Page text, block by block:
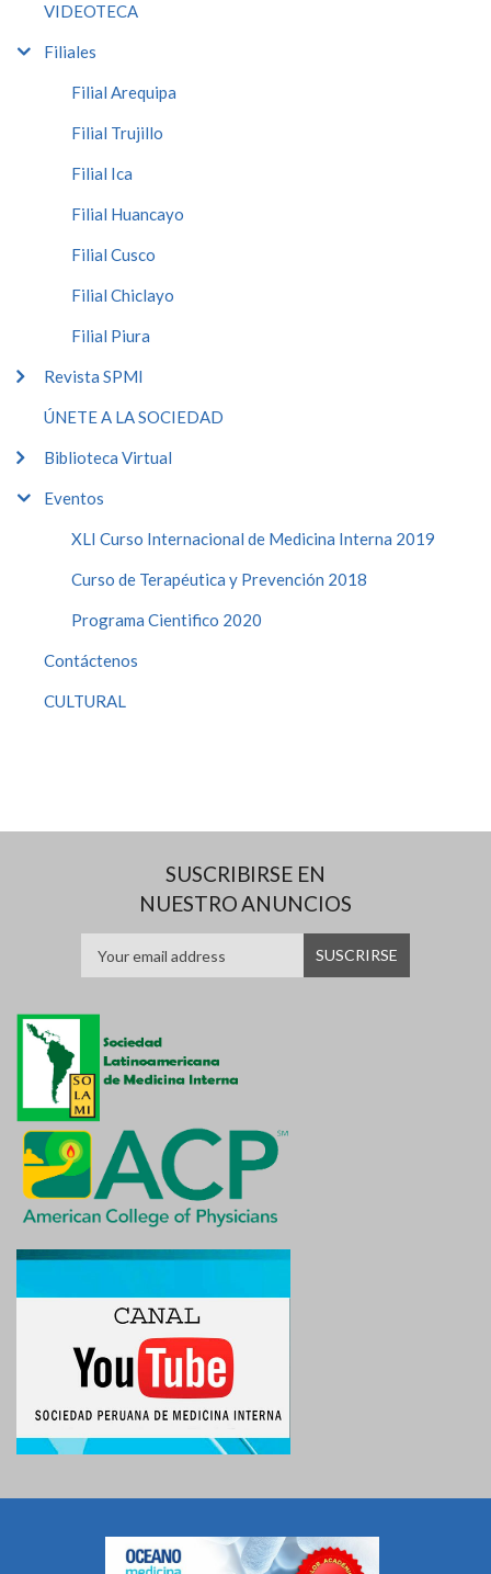
VIDEOTECA
Filiales
Filial Arequipa
Filial Trujillo
Filial Ica
Filial Huancayo
Filial Cusco
Filial Chiclayo
Filial Piura
Revista SPMI
ÚNETE A LA SOCIEDAD
Biblioteca Virtual
Eventos
XLI Curso Internacional de Medicina Interna 2019
Curso de Terapéutica y Prevención 2018
Programa Cientifico 2020
Contáctenos
CULTURAL
SUSCRIBIRSE EN
NUESTRO ANUNCIOS